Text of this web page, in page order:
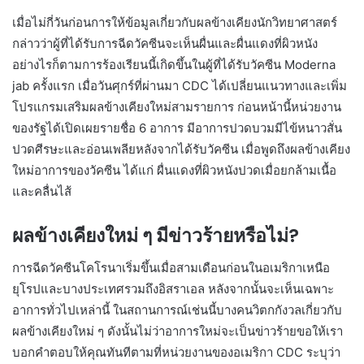
เมื่อไม่กี่วันก่อนการให้ข้อมูลเกี่ยวกับผลข้างเคียงนักวิทยาศาสตร์
กล่าวว่าผู้ที่ได้รับการฉีดวัคซีนจะเห็นผื่นและผื่นแดงที่ผิวหนัง
อย่างไรก็ตามการร้องเรียนนี้เกิดขึ้นในผู้ที่ได้รับวัคซีน Moderna
jab ครั้งแรก เมื่อวันศุกร์ที่ผ่านมา CDC ได้เปลี่ยนแนวทางและเพิ่ม
โปรแกรมเสริมผลข้างเคียงใหม่สามรายการ ก่อนหน้านี้หน่วยงาน
ของรัฐได้เปิดเผยรายชื่อ 6 อาการ มีอาการปวดบวมมีไข้หนาวสั่น
ปวดศีรษะและอ่อนเพลียหลังจากได้รับวัคซีน เมื่อพูดถึงผลข้างเคียง
ใหม่อาการของวัคซีน ได้แก่ ผื่นแดงที่ผิวหนังปวดเมื่อยกล้ามเนื้อ
และคลื่นไส้
ผลข้างเคียงใหม่ ๆ มีข่าวร้ายหรือไม่?
การฉีดวัคซีนโคโรนาเริ่มขึ้นเมื่อสามเดือนก่อนในอเมริกาเหนือ
ยุโรปและบางประเทศรวมถึงอิสราเอล หลังจากนั้นจะเห็นเฉพาะ
อาการทั่วไปเหล่านี้ ในสถานการณ์เช่นนี้บางคนวิตกกังวลเกี่ยวกับ
ผลข้างเคียงใหม่ ๆ ดังนั้นไม่ว่าอาการใหม่จะเป็นข่าวร้ายขอให้เรา
บอกคำตอบให้คุณทันทีตามที่หน่วยงานของอเมริกา CDC ระบุว่า